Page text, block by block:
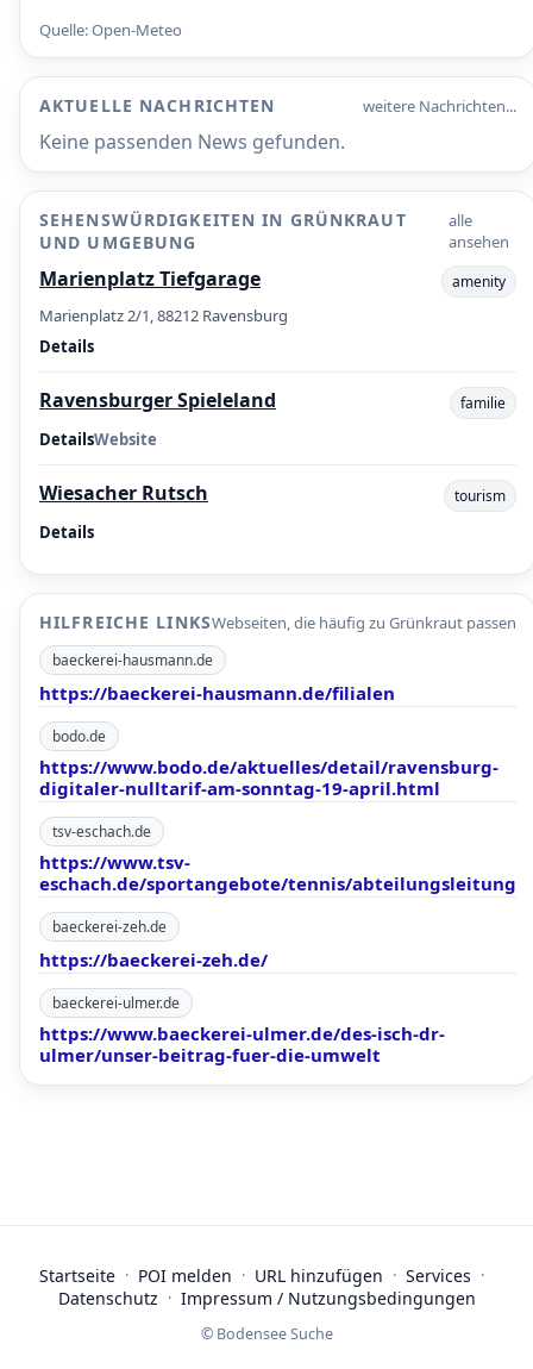
Quelle: Open-Meteo
AKTUELLE NACHRICHTEN weitere Nachrichten...
Keine passenden News gefunden.
SEHENSWÜRDIGKEITEN IN GRÜNKRAUT
UND UMGEBUNG
alle
ansehen
Marienplatz Tiefgarage amenity
Marienplatz 2/1, 88212 Ravensburg
Details
Ravensburger Spieleland familie
DetailsWebsite
Wiesacher Rutsch tourism
Details
HILFREICHE LINKSWebseiten, die häufig zu Grünkraut passen
baeckerei-hausmann.de
https://baeckerei-hausmann.de/filialen
bodo.de
https://www.bodo.de/aktuelles/detail/ravensburg-
digitaler-nulltarif-am-sonntag-19-april.html
tsv-eschach.de
https://www.tsv-
eschach.de/sportangebote/tennis/abteilungsleitung
baeckerei-zeh.de
https://baeckerei-zeh.de/
baeckerei-ulmer.de
https://www.baeckerei-ulmer.de/des-isch-dr-
ulmer/unser-beitrag-fuer-die-umwelt
Startseite · POI melden · URL hinzufügen · Services ·
Datenschutz · Impressum / Nutzungsbedingungen
© Bodensee Suche